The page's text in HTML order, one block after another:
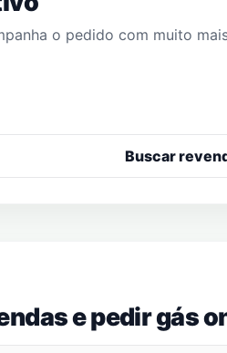
o pedido com muito
Buscar
e pedir gás